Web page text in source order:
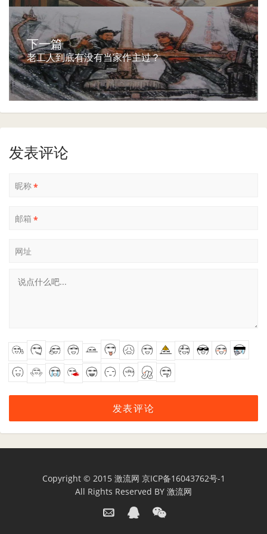
下一篇
老工人到底有没有当家作主过？
发表评论
昵称*
邮箱 *
网址
Copyright © 2015 激流网 京ICP备16043762号-1
All Rights Reserved BY 激流网